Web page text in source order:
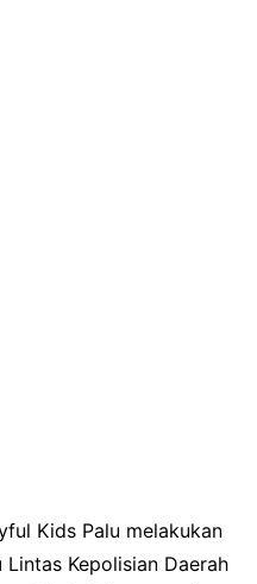
Kids Palu melakukan
Kepolisian Daerah